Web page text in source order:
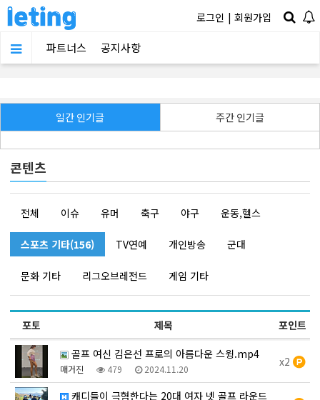
로그인 | 회원가입
파트너스 공지사항
일간 인기글 주간 인기글
콘텐츠
전체 이슈 유머 축구 야구 운동,헬스
스포츠 기타(156) TV연예 개인방송 군대
문화 기타 리그오브레전드 게임 기타
포토 제목
포인트
골프 여신 김은선 프로의 아름다운 스윙.mp4
매거진 479 2024.11.20
x2
캐디들이 극혐한다는 20대 여자 넷 골프 라운드